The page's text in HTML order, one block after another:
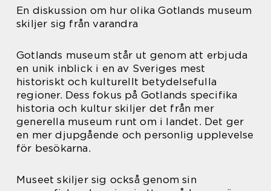
En diskussion om hur olika Gotlands museum
skiljer sig från varandra
Gotlands museum står ut genom att erbjuda
en unik inblick i en av Sveriges mest
historiskt och kulturellt betydelsefulla
regioner. Dess fokus på Gotlands specifika
historia och kultur skiljer det från mer
generella museum runt om i landet. Det ger
en mer djupgående och personlig upplevelse
för besökarna.
Museet skiljer sig också genom sin